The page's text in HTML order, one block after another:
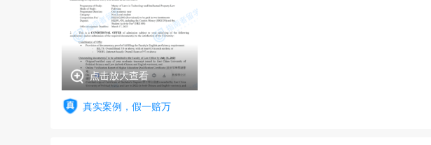
点击放大查看
真实案例，假一赔万